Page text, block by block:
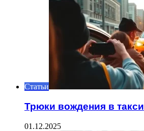
Статьи
Трюки вождения в такси
01.12.2025